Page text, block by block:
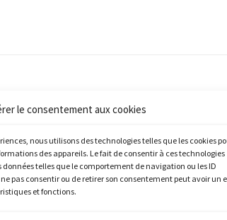
le consentement aux cookies
nous utilisons des technologies telles que les cookies
des appareils. Le fait de consentir à ces technologies
telles que le comportement de navigation ou les ID
pas consentir ou de retirer son consentement peut avoir un
et fonctions.